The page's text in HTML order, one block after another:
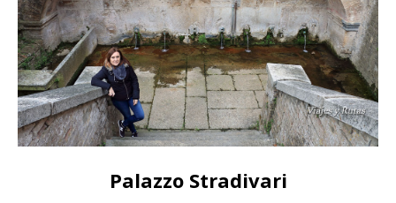
Palazzo Stradivari